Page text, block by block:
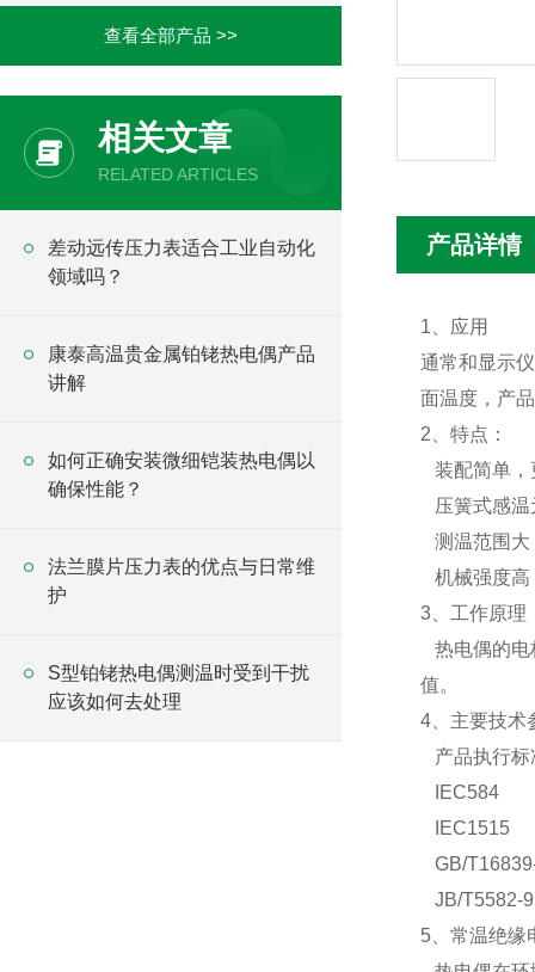
查看全部产品 >>
相关文章
RELATED ARTICLES
差动远传压力表适合工业自动化
领域吗？
康泰高温贵金属铂铑热电偶产品
讲解
如何正确安装微细铠装热电偶以
确保性能？
法兰膜片压力表的优点与日常维
护
S型铂铑热电偶测温时受到干扰
应该如何去处理
产品详情
1、应用
通常和显示
面温度，产
2、特点：
装配简单，
压簧式感温
测温范围大
机械强度高
3、工作原理
热电偶的电
值。
4、主要技术
产品执行标
IEC584
IEC1515
GB/
JB/T5582-
5、常温绝缘